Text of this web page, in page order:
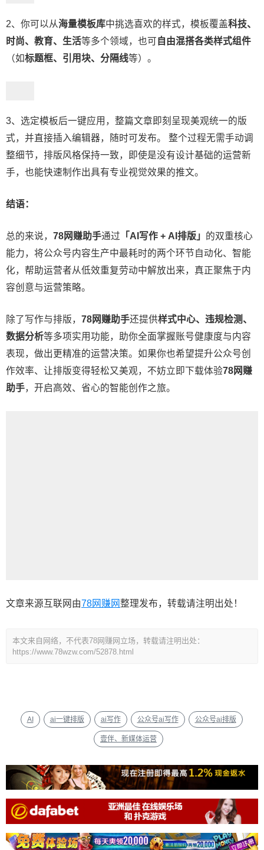
2、你可以从海量模板库中挑选喜欢的样式，模板覆盖科技、
时尚、教育、生活等多个领域，也可 自由混搭各类样式组件
（如标题框、引用块、分隔线等）。
3、选定模板后一键应用，整篇文章即刻呈现美观统一的版
式，并直接插入编辑器，随时可发布。 整个过程无需手动调
整细节，排版风格保持一致，即使是没有设计基础的运营新
手，也能快速制作出具有专业视觉效果的推文。
结语：
总的来说， 78网赚助手通过 「AI写作 + AI排版」 的双重核心
能力，将公众号内容生产中最耗时的两个环节自动化、智能
化，帮助运营者从低效重复劳动中解放出来，真正聚焦于内
容创意与运营策略。
除了写作与排版， 78网赚助手还提供样式中心、违规检测、
数据分析等多项实用功能，助你全面掌握账号健康度与内容
表现，做出更精准的运营决策。如果你也希望提升公众号创
作效率、让排版变得轻松又美观，不妨立即下载体验78网赚
助手，开启高效、省心的智能创作之旅。
文章来源互联网由78网赚网整理发布，转载请注明出处！
本文来自网络，不代表78网赚网立场，转载请注明出处：
https://www.78wzw.com/52878.html
AI ai一键排版 ai写作 公众号ai写作 公众号ai排版
壹伴、新媒体运营